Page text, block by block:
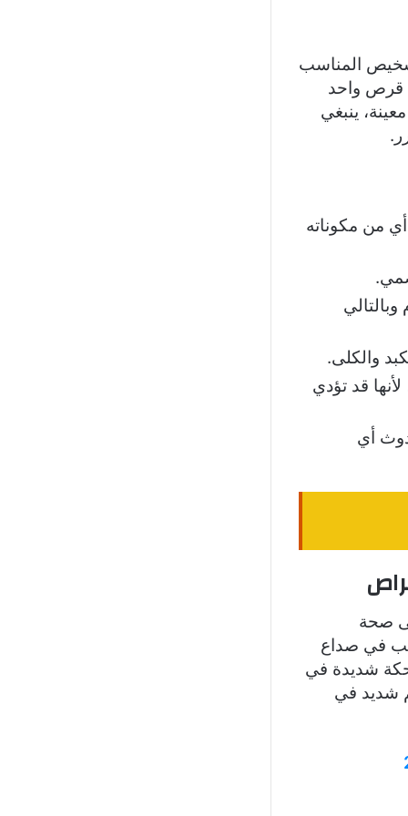
المناسب
قرص واحد
ينبغي
من مكوناته
والكلى.
قد تؤدي
أي
صحة
في صداع
حكة شديدة في
شديد في